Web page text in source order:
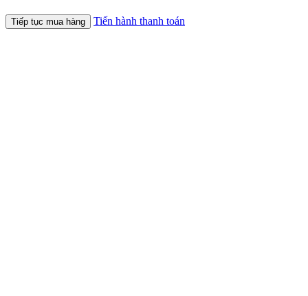
Tiếp tục mua hàng Tiến hành thanh toán